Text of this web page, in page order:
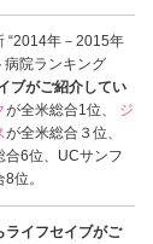
“2014年－2015年
病院ランキング
ブがご紹介してい
が全米総合1位、 ジ
が全米総合３位、
合6位、UCサンフ
位。
ライフセイブがご